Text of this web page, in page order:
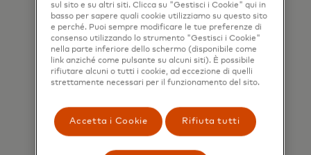
sul sito e su altri siti. Clicca su "Gestisci i Cookie" qui in
basso per sapere quali cookie utilizziamo su questo sito
e perché. Puoi sempre modificare le tue preferenze di
consenso utilizzando lo strumento "Gestisci i Cookie"
nella parte inferiore dello schermo (disponibile come
link anziché come pulsante su alcuni siti). È possibile
rifiutare alcuni o tutti i cookie, ad eccezione di quelli
strettamente necessari per il funzionamento del sito.
Accetta i Cookie Rifiuta tutti